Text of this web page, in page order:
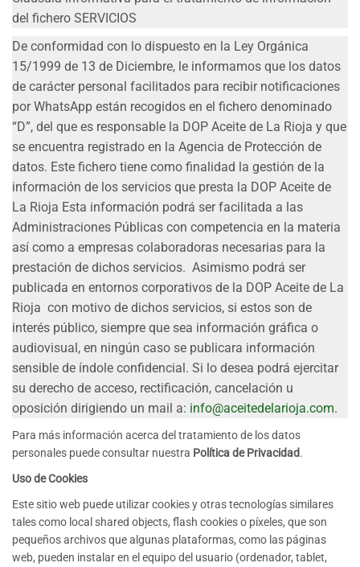
del fichero SERVICIOS
De conformidad con lo dispuesto en la Ley Orgánica
15/1999 de 13 de Diciembre, le informamos que los datos
de carácter personal facilitados para recibir notificaciones
por WhatsApp están recogidos en el fichero denominado
“D”, del que es responsable la DOP Aceite de La Rioja y que
se encuentra registrado en la Agencia de Protección de
datos. Este fichero tiene como finalidad la gestión de la
información de los servicios que presta la DOP Aceite de
La Rioja Esta información podrá ser facilitada a las
Administraciones Públicas con competencia en la materia
así como a empresas colaboradoras necesarias para la
prestación de dichos servicios. Asimismo podrá ser
publicada en entornos corporativos de la DOP Aceite de La
Rioja con motivo de dichos servicios, si estos son de
interés público, siempre que sea información gráfica o
audiovisual, en ningún caso se publicara información
sensible de índole confidencial. Si lo desea podrá ejercitar
su derecho de acceso, rectificación, cancelación u
oposición dirigiendo un mail a: info@aceitedelarioja.com.
Para más información acerca del tratamiento de los datos
personales puede consultar nuestra Política de Privacidad.
Uso de Cookies
Este sitio web puede utilizar cookies y otras tecnologías similares
tales como local shared objects, flash cookies o píxeles, que son
pequeños archivos que algunas plataformas, como las páginas
web, pueden instalar en el equipo del usuario (ordenador, tablet,